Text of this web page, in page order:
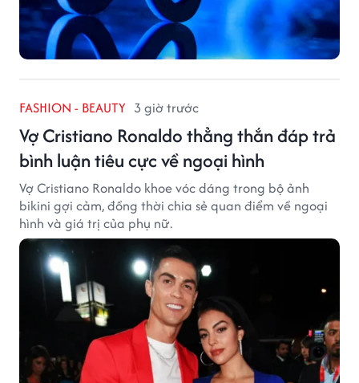
FASHION - BEAUTY 3 giờ trước
Vợ Cristiano Ronaldo thẳng thắn đáp trả
bình luận tiêu cực về ngoại hình
Vợ Cristiano Ronaldo khoe vóc dáng trong bộ ảnh
bikini gợi cảm, đồng thời chia sẻ quan điểm về ngoại
hình và giá trị của phụ nữ.